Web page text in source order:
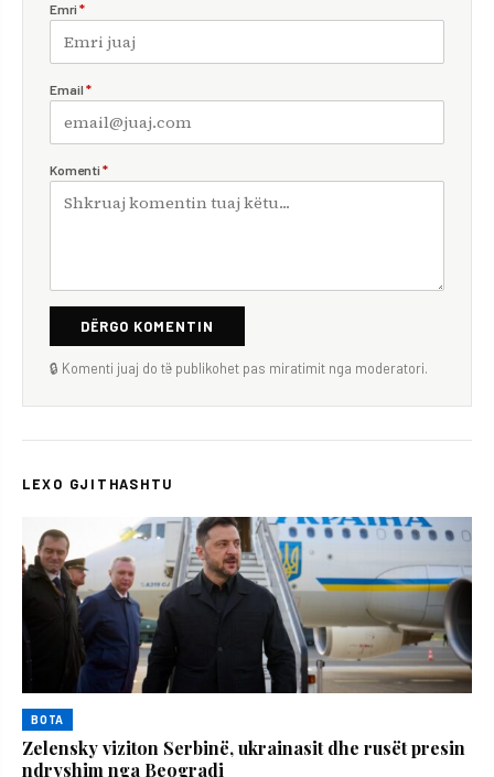
Emri *
Email *
Komenti *
DËRGO KOMENTIN
🔒 Komenti juaj do të publikohet pas miratimit nga moderatori.
LEXO GJITHASHTU
BOTA
Zelensky viziton Serbinë, ukrainasit dhe rusët presin
ndryshim nga Beogradi